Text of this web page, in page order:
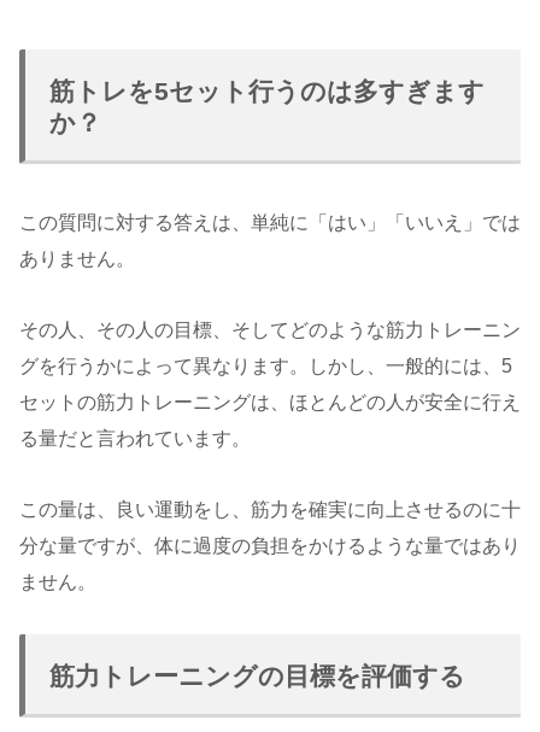
筋トレを5セット行うのは多すぎます
か？
この質問に対する答えは、単純に「はい」「いいえ」では
ありません。
その人、その人の目標、そしてどのような筋力トレーニン
グを行うかによって異なります。しかし、一般的には、5
セットの筋力トレーニングは、ほとんどの人が安全に行え
る量だと言われています。
この量は、良い運動をし、筋力を確実に向上させるのに十
分な量ですが、体に過度の負担をかけるような量ではあり
ません。
筋力トレーニングの目標を評価する